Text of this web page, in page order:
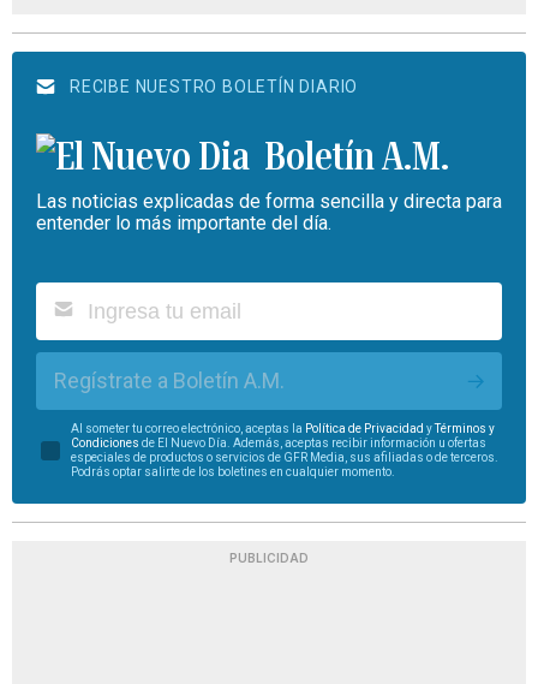
RECIBE NUESTRO BOLETÍN DIARIO
Boletín A.M.
Las noticias explicadas de forma sencilla y directa para
entender lo más importante del día.
Regístrate a Boletín A.M.
Al someter tu correo electrónico, aceptas la Política de Privacidad yTérminos y
Condiciones de El Nuevo Día. Además, aceptas recibir información u ofertas
especiales de productos o servicios de GFR Media, sus afiliadas o de terceros.
Podrás optar salirte de los boletines en cualquier momento.
PUBLICIDAD